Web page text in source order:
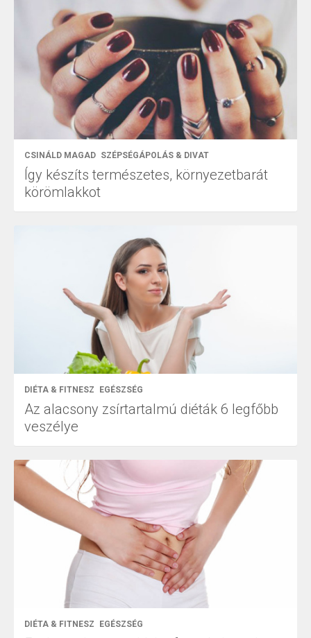
CSINÁLD MAGAD SZÉPSÉGÁPOLÁS & DIVAT
Így készíts természetes, környezetbarát
körömlakkot
DIÉTA & FITNESZ EGÉSZSÉG
Az alacsony zsírtartalmú diéták 6 legfőbb
veszélye
DIÉTA & FITNESZ EGÉSZSÉG